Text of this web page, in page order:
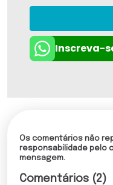
Inscreva-
Os comentários não
responsabilidade pelo
mensagem.
Comentários (2)